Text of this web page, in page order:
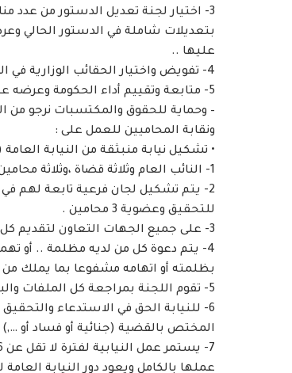
3- اختيار لجنة تعديل الدستور من عدد
عليها ..
4- تفويض واختيار الحقائب الوزارية في الحكومة الوطنية المؤقتة .
5- متابعة وتقييم أداء الحكومة وعرضه على الشعب
– وحماية للحقوق والمكتسبات نرجو من
ونقابة المحاميين للعمل على :
• تشكيل نيابة منبثقة من النيابة
1- النائب العام وثلاثة قضاة ،وثلاثة محامين .
2- يتم تشكيل لجان فرعية تابعة لهم
للتحقيق وعضوية 3 محامين .
3- على جميع الجهات التعاون لتقديم كل الدعم المعلوماتي والتوثيقي لهذه النيابة .
4- يتم دعوة كل من لديه مظلمة .. أو
بظلمته أو اتهامه مشفوعا بما يملك
5- تقوم اللجنة بمراجعة كل الملفات والبحث والمعاينة للمعلومات ورفعها إلى النيابة المختصة (العدالة )
6- للنيابة الحق في الاستدعاء
المختص بالقضية (جنائية أو فساد أو …,)
عملها بالكامل ويعود دور النيابة العامة